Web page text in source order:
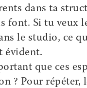
dans ta
font. Si tu veux
le studio, ce
évident.
que ces
? Pour répéter,